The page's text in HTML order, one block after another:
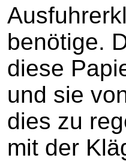
benötige.
diese
und sie
dies zu
mit der